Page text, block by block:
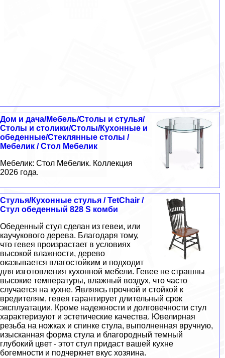
Дом и дача/Мебель/Столы и стулья/
Столы и столики/Столы/Кухонные и
обеденные/Стеклянные столы /
Мебелик / Стол Мебелик
Мебелик: Стол Мебелик. Коллекция
2026 года.
Стулья/Кухонные стулья / TetChair /
Стул обеденный 828 S комби
Обеденный стул сделан из гевеи, или
каучукового дерева. Благодаря тому,
что гевея произрастает в условиях
высокой влажности, дерево
оказывается влагостойким и подходит
для изготовления кухонной мебели. Гевее не страшны
высокие температуры, влажный воздух, что часто
случается на кухне. Являясь прочной и стойкой к
вредителям, гевея гарантирует длительный срок
эксплуатации. Кроме надежности и долговечности стул
характеризуют и эстетические качества. Ювелирная
резьба на ножках и спинке стула, выполненная вручную,
изысканная форма стула и благородный темный
глубокий цвет - этот стул придаст вашей кухне
богемности и подчеркнет вкус хозяина.